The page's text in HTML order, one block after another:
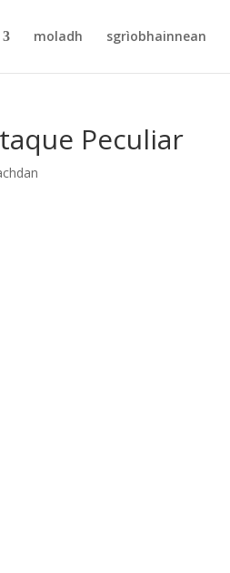
moladh sgrìobhainnean
Peculiar